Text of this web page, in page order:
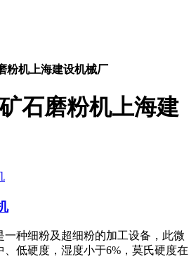
粉机上海建设机械厂
石磨粉机上海建
一种细粉及超细粉的加工设备，此微
、低硬度，湿度小于6%，莫氏硬度在